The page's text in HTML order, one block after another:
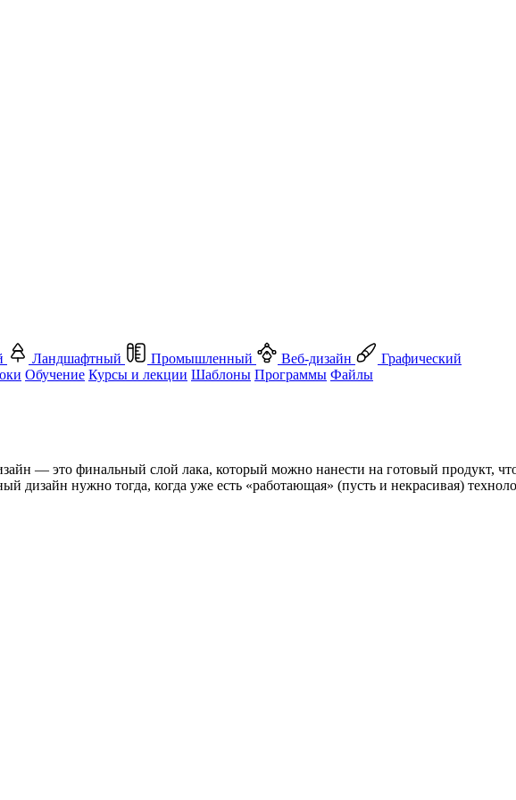
Ландшафтный Промышленный Веб-дизайн
Графический
Обучение Курсы и лекции Шаблоны Программы Файлы
— это финальный слой лака, который можно нанести на готовый продукт,
дизайн нужно тогда, когда уже есть «работающая» (пусть и некрасивая)